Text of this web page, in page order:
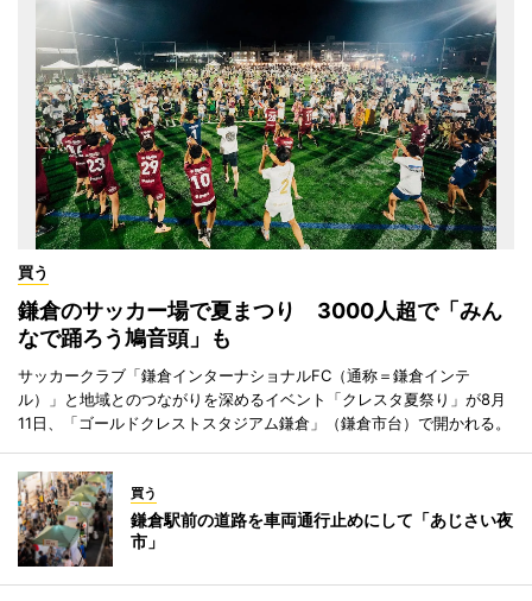
買う
鎌倉のサッカー場で夏まつり 3000人超で「みん
なで踊ろう鳩音頭」も
サッカークラブ「鎌倉インターナショナルFC（通称＝鎌倉インテ
ル）」と地域とのつながりを深めるイベント「クレスタ夏祭り」が8月
11日、「ゴールドクレストスタジアム鎌倉」（鎌倉市台）で開かれる。
買う
鎌倉駅前の道路を車両通行止めにして「あじさい夜
市」